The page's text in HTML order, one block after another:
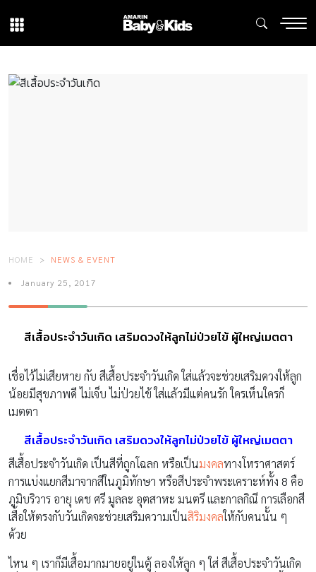
HOME NEWS & EVENT
January 25, 2017
สีเสื้อประจำวันเกิด เสริมดวงให้ลูกไม่ป่วยไข้ ผู้ใหญ่เมตตา
เชื่อไว้ไม่เสียหาย กับ สีเสื้อประจำวันเกิด ใส่แล้วจะช่วยเสริมดวงให้ลูก
น้อยมีสุขภาพดี ไม่เจ็บ ไม่ป่วยไข้ ใส่แล้วมีแต่คนรัก ใครเห็นใครก็
เมตตา
สีเสื้อประจำวันเกิด เสริมดวงให้ลูกไม่ป่วยไข้ ผู้ใหญ่เมตตา
สีเสื้อประจำวันเกิด เป็นสีที่ถูกโฉลก หรือเป็นมงคลทางโหราศาสตร์
การแบ่งแยกสีมาจากสีในภูมิทักษา หรือสีประจำพระเคราะห์ทั้ง 8 คือ
ภูมิบริวาร อายุ เดช ศรี มูลละ อุตสาหะ มนตรี และกาลกิณี การเลือกสี
เสื้อให้ตรงกับวันเกิดจะช่วยเสริมความเป็นสิริมงคลให้กับคนนั้น ๆ
ด้วย
ไหน ๆ เราก็มีเสื้อมากมายอยู่ในตู้ ลองให้ลูก ๆ ใส่ สีเสื้อประจำวันเกิด